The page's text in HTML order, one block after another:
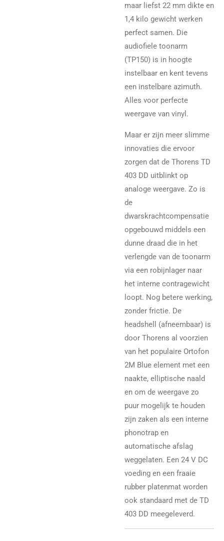
maar liefst 22 mm dikte en
1,4 kilo gewicht werken
perfect samen. Die
audiofiele toonarm
(TP150) is in hoogte
instelbaar en kent tevens
een instelbare azimuth.
Alles voor perfecte
weergave van vinyl.
Maar er zijn meer slimme
innovaties die ervoor
zorgen dat de Thorens TD
403 DD uitblinkt op
analoge weergave. Zo is
de
dwarskrachtcompensatie
opgebouwd middels een
dunne draad die in het
verlengde van de toonarm
via een robijnlager naar
het interne contragewicht
loopt. Nog betere werking,
zonder frictie. De
headshell (afneembaar) is
door Thorens al voorzien
van het populaire Ortofon
2M Blue element met een
naakte, elliptische naald
en om de weergave zo
puur mogelijk te houden
zijn zaken als een interne
phonotrap en
automatische afslag
weggelaten. Een 24 V DC
voeding en een fraaie
rubber platenmat worden
ook standaard met de TD
403 DD meegeleverd.